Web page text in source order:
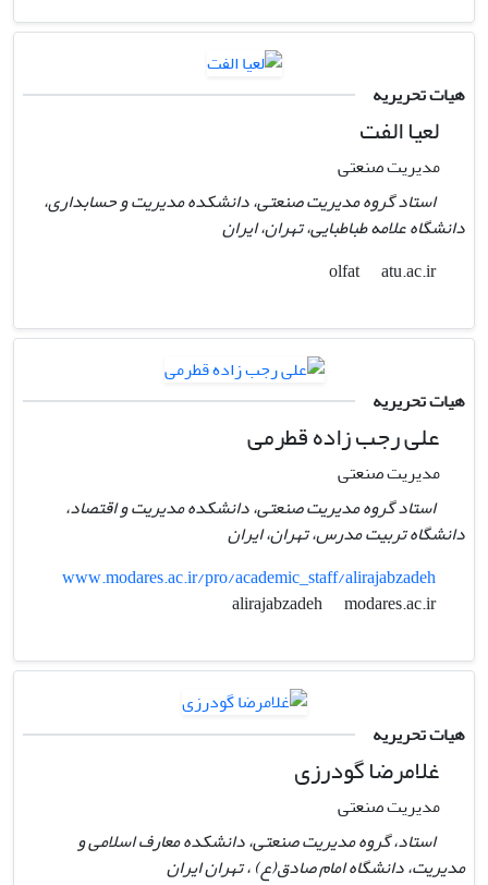
هیات تحریریه
لعیا الفت
مدیریت صنعتی
استاد گروه مدیریت صنعتی، دانشکده مدیریت و حسابداری،
دانشگاه علامه طباطبایی، تهران، ایران
olfat
atu.ac.ir
هیات تحریریه
علی رجب زاده قطرمی
مدیریت صنعتی
استاد گروه مدیریت صنعتی، دانشکده مدیریت و اقتصاد،
دانشگاه تربیت مدرس، تهران، ایران
www.modares.ac.ir/pro/academic_staff/alirajabzadeh
alirajabzadeh
modares.ac.ir
هیات تحریریه
غلامرضا گودرزی
مدیریت صنعتی
استاد، گروه مدیریت صنعتی، دانشکده معارف اسلامی و
مدیریت، دانشگاه امام صادق(ع) ، تهران ایران